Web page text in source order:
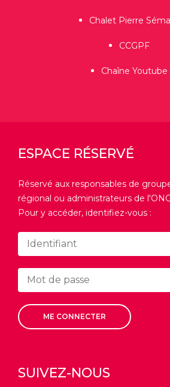
Chalet Pierre
CCGPF
Chaîne Youtube
ESPACE RÉSERVÉ
Réservé aux responsables de
régional ou administrateurs de
Pour y accéder, identifiez-vous :
ME CONNECTER
SUIVEZ-NOUS